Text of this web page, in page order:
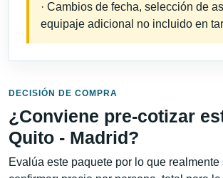
· Cambios de fecha, selección de
equipaje adicional no incluido en
DECISIÓN DE COMPRA
¿Conviene pre-cotizar
Quito - Madrid?
Evalúa este paquete por lo que realmente